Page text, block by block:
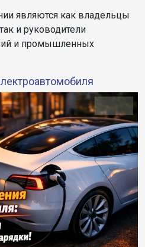
являются как владельцы
и руководители
и промышленных